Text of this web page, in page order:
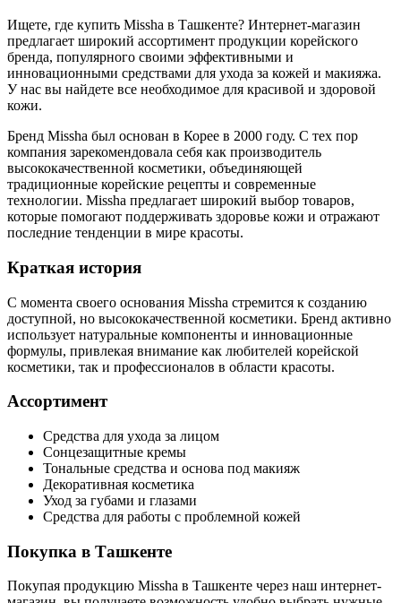
Ищете, где купить Missha в Ташкенте? Интернет-магазин
предлагает широкий ассортимент продукции корейского
бренда, популярного своими эффективными и
инновационными средствами для ухода за кожей и макияжа.
У нас вы найдете все необходимое для красивой и здоровой
кожи.
Бренд Missha был основан в Корее в 2000 году. С тех пор
компания зарекомендовала себя как производитель
высококачественной косметики, объединяющей
традиционные корейские рецепты и современные
технологии. Missha предлагает широкий выбор товаров,
которые помогают поддерживать здоровье кожи и отражают
последние тенденции в мире красоты.
Краткая история
С момента своего основания Missha стремится к созданию
доступной, но высококачественной косметики. Бренд активно
использует натуральные компоненты и инновационные
формулы, привлекая внимание как любителей корейской
косметики, так и профессионалов в области красоты.
Ассортимент
Средства для ухода за лицом
Сонцезащитные кремы
Тональные средства и основа под макияж
Декоративная косметика
Уход за губами и глазами
Средства для работы с проблемной кожей
Покупка в Ташкенте
Покупая продукцию Missha в Ташкенте через наш интернет-